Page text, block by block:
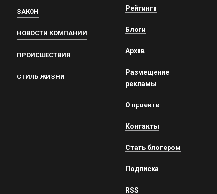
ЗАКОН
НОВОСТИ КОМПАНИЙ
ПРОИСШЕСТВИЯ
СТИЛЬ ЖИЗНИ
Рейтинги
Блоги
Архив
Размещение
рекламы
О проекте
Контакты
Стать блогером
Подписка
RSS